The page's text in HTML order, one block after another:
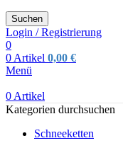
Suchen
Login / Registrierung
0
0 Artikel 0,00 €
Menü
0 Artikel
Kategorien durchsuchen
Schneeketten